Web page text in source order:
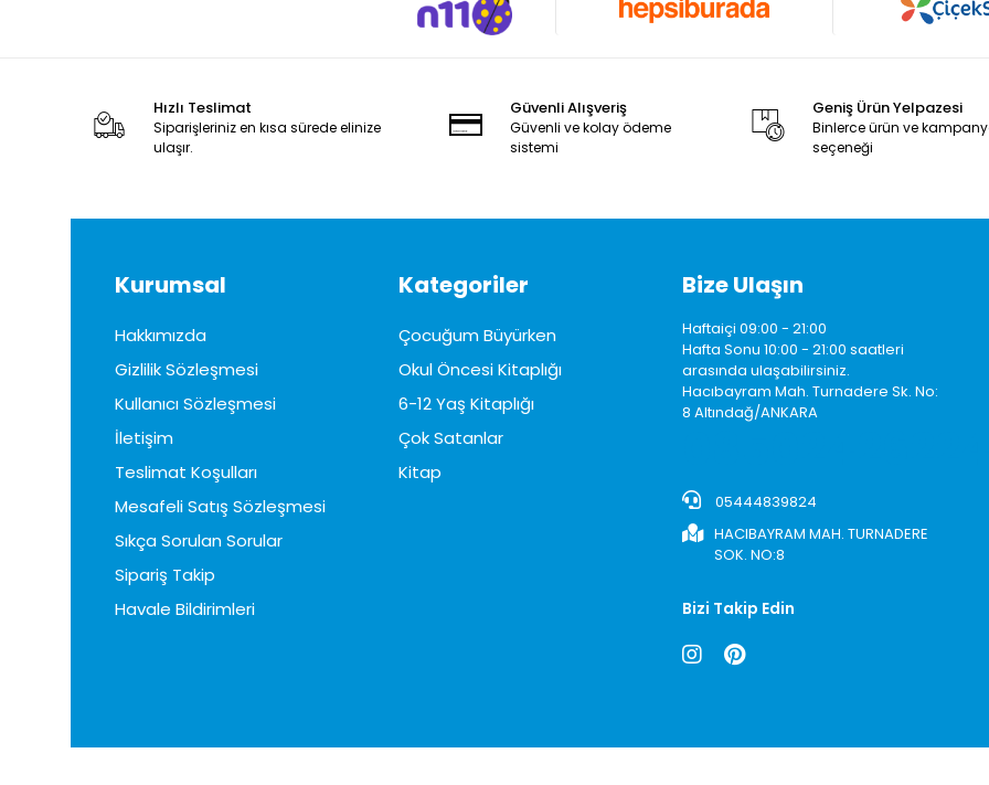
Hızlı Teslimat
Siparişleriniz en kısa sürede elinize
ulaşır.
Güvenli Alışveriş
Güvenli ve kolay ödeme
sistemi
Geniş Ürün Yelpazesi
Binlerce ürün ve
seçeneği
Kurumsal
Hakkımızda
Gizlilik Sözleşmesi
Kullanıcı Sözleşmesi
İletişim
Teslimat Koşulları
Mesafeli Satış Sözleşmesi
Sıkça Sorulan Sorular
Sipariş Takip
Havale Bildirimleri
Kategoriler
Çocuğum Büyürken
Okul Öncesi Kitaplığı
6-12 Yaş Kitaplığı
Çok Satanlar
Kitap
Bize Ulaşın
Haftaiçi 09:00 - 21:00
Hafta Sonu 10:00 - 21:00 saatleri
arasında ulaşabilirsiniz.
Hacıbayram Mah. Turnadere Sk. No:
8 Altındağ/ANKARA
05444839824
HACIBAYRAM MAH. TURNADERE
SOK. NO:8
Bizi Takip Edin